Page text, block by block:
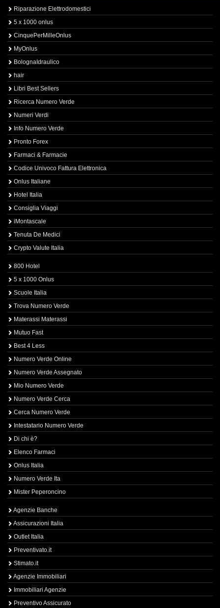
Riparazione Elettrodomestici
5 x 1000 onlus
CinquePerMilleOnlus
MyOnlus
BolognaIdraulico
hair
Libri Best Sellers
Ricerca Numero Verde
Numeri Verdi
Info Numero Verde
Pronto Forex
Farmaci & Farmacie
Codice Univoco Fattura Elettronica
Onlus Italiane
Hotel Italia
Consiglia Viaggi
iMontascale
Tenuta De Medici
Crypto Valute Italia
800 Hotel
5 x 1000 Onlus
Scuole Italia
Trova Numero Verde
Materassi Materassi
Mutuo Fast
Best 4 Less
Numero Verde Online
Numero Verde Assegnato
Mio Numero Verde
Numero Verde Cerca
Cerca Numero Verde
Intestatario Numero Verde
Di chi è?
Elenco Farmaci
Onlus Italia
Numero Verde Ita
Mister Peperoncino
Agenzie Banche
Assicurazioni Italia
Outlet Italia
Preventivato.it
Stimato.it
Agenzie Immobiliari
Immobiliari Agenzie
Preventivo Assicurato